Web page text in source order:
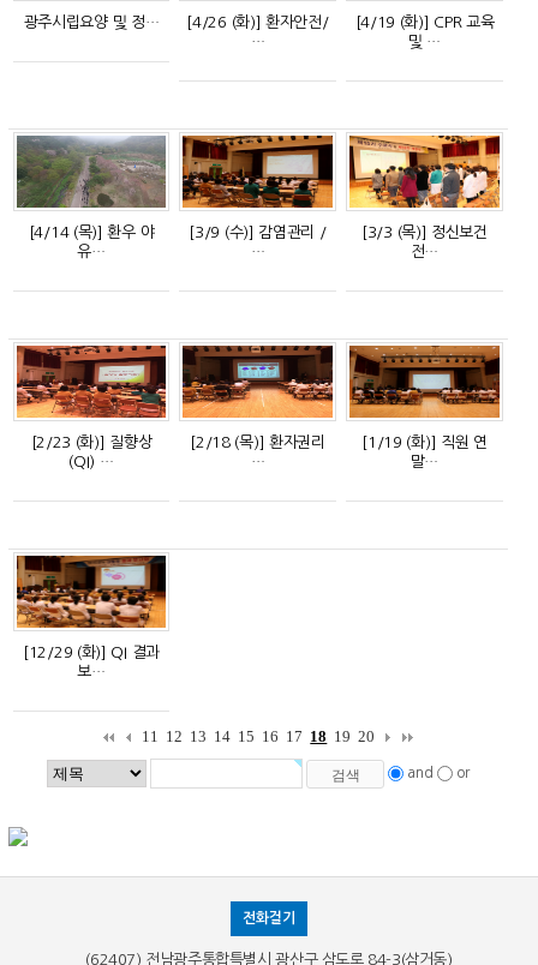
광주시립요양 및 정…
[4/26 (화)] 환자안전/
…
[4/19 (화)] CPR 교육
및 …
[4/14 (목)] 환우 야
유…
[3/9 (수)] 감염관리 /
…
[3/3 (목)] 정신보건
전…
[2/23 (화)] 질향상
(QI) …
[2/18 (목)] 환자권리
…
[1/19 (화)] 직원 연
말…
[12/29 (화)] QI 결과
보…
11 12 13 14 15 16 17 18 19 20
and or
전화걸기
(62407) 전남광주통합특별시 광산구 삼도로 84-3(삼거동)